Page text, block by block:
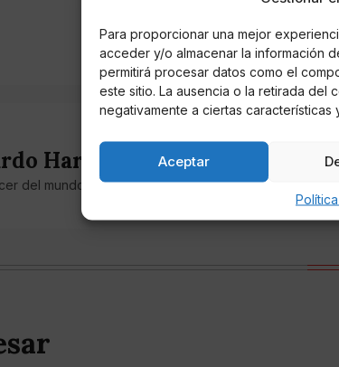
Para proporcionar una mejor
acceder y/o almacenar la información
permitirá procesar datos como el
este sitio. La ausencia o la retirada del
negativamente a ciertas características
Aceptar
Harris Oberto
del mundo del corazón y la farándula española